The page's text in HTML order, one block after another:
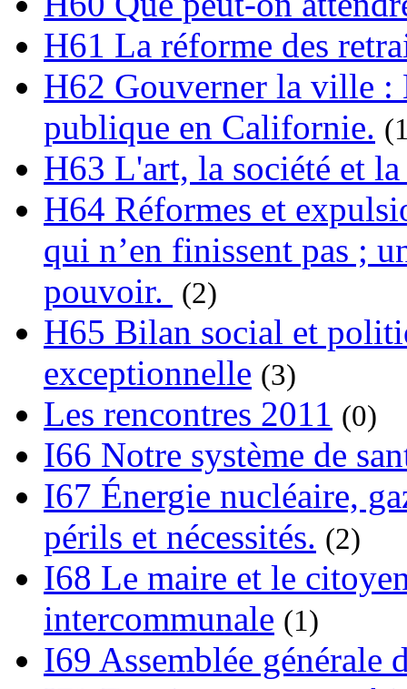
H61 La réforme des
H62 Gouverner la ville :
publique en Californie.
H63 L'art, la société et
H64 Réformes et
qui n’en finissent pas ;
pouvoir.
(2)
H65 Bilan social et
exceptionnelle (3)
Les rencontres 2011 (0)
I66 Notre système de
I67 Énergie nucléaire,
périls et nécessités. (2)
I68 Le maire et le
intercommunale (1)
I69 Assemblée générale